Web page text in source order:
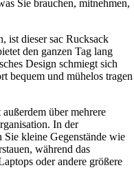
Sie brauchen, mitnehmen,
ist dieser sac Rucksack
den ganzen Tag lang
Design schmiegt sich
bequem und mühelos tragen
über mehrere
In der
Sie kleine Gegenstände wie
während das
oder andere größere